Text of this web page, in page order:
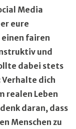
Media
eure
einen fairen
und
dabei stets
dich
realen Leben
daran, dass
Menschen zu